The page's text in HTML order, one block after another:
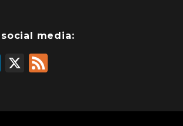
o
n
s
p
media:
Li X